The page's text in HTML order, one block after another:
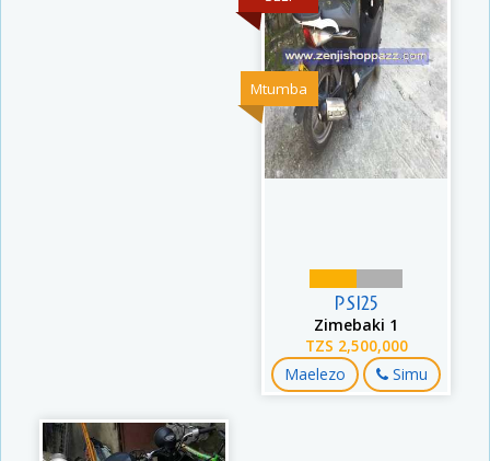
Mtumba
PS125
Zimebaki 1
TZS 2,500,000
Maelezo Simu